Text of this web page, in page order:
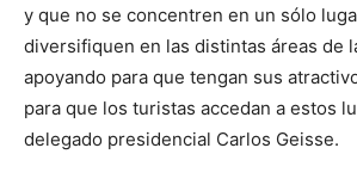
y que no se concentren en un sólo
diversifiquen en las distintas áreas de
apoyando para que tengan sus
para que los turistas accedan a estos
delegado presidencial Carlos Geisse.